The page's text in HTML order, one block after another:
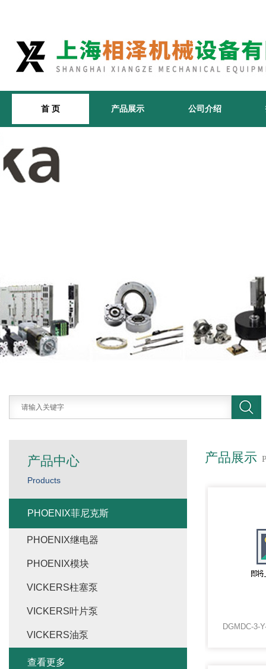
首 页 产品展示 公司介绍
产品展示
产品中心
Products
PHOENIX菲尼克斯
PHOENIX继电器
PHOENIX模块
VICKERS柱塞泵
VICKERS叶片泵
VICKERS油泵
查看更多